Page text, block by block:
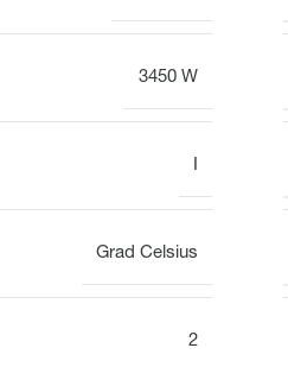
3450 W
Grad Celsius
2